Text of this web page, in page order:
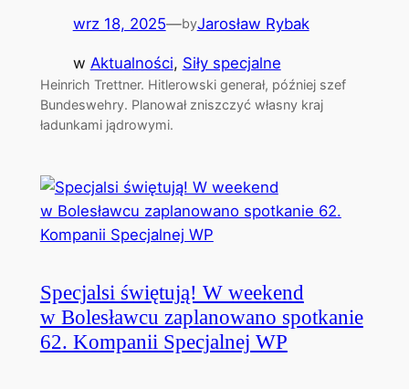
wrz 18, 2025—byJarosław Rybak
w Aktualności, Siły specjalne
Heinrich Trettner. Hitlerowski generał, później szef
Bundeswehry. Planował zniszczyć własny kraj
ładunkami jądrowymi.
Specjalsi świętują! W weekend
w Bolesławcu zaplanowano spotkanie
62. Kompanii Specjalnej WP